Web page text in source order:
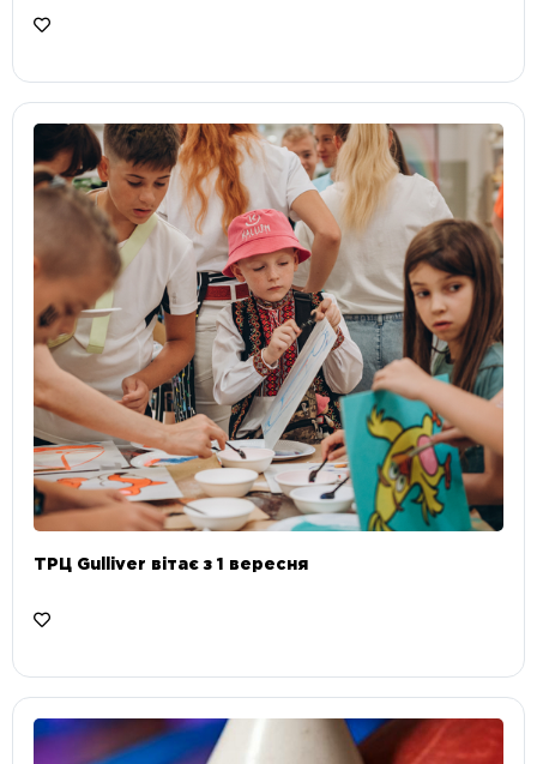
ТРЦ Gulliver вітає з 1 вересня